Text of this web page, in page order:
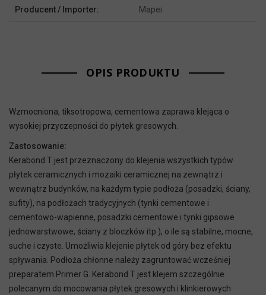
Producent / Importer: Mapei
OPIS PRODUKTU
Wzmocniona, tiksotropowa, cementowa zaprawa klejąca o
wysokiej przyczepności do płytek gresowych.
Zastosowanie:
Kerabond T jest przeznaczony do klejenia wszystkich typów
płytek ceramicznych i mozaiki ceramicznej na zewnątrz i
wewnątrz budynków, na każdym typie podłoża (posadzki, ściany,
sufity), na podłożach tradycyjnych (tynki cementowe i
cementowo-wapienne, posadzki cementowe i tynki gipsowe
jednowarstwowe, ściany z bloczków itp.), o ile są stabilne, mocne,
suche i czyste. Umożliwia klejenie płytek od góry bez efektu
spływania. Podłoża chłonne należy zagruntować wcześniej
preparatem Primer G. Kerabond T jest klejem szczególnie
polecanym do mocowania płytek gresowych i klinkierowych